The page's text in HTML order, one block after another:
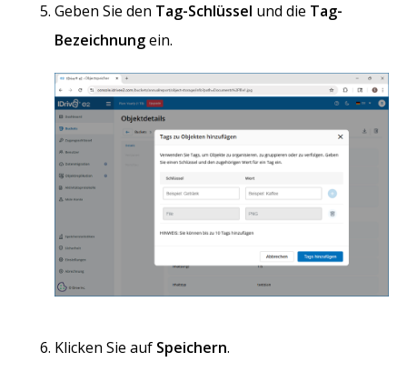
Geben Sie den Tag-Schlüssel und die Tag-
Bezeichnungein.
Klicken Sie auf Speichern.